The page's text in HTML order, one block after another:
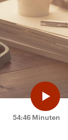
54:46 Minuten